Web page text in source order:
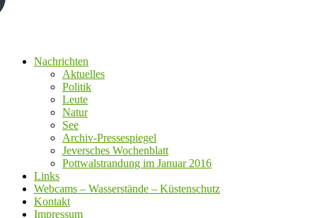
Nachrichten
Aktuelles
Politik
Leute
Natur
See
Archiv-Pressespiegel
Jeversches Wochenblatt
Pottwalstrandung im Januar 2016
Links
Webcams – Wasserstände – Küstenschutz
Kontakt
Impressum